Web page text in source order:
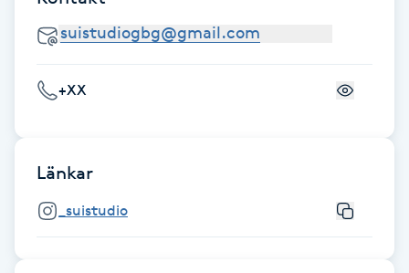
Fransrengöring
Friskvård
Friskvårdsmassage
+XX
Länkar
_suistudio